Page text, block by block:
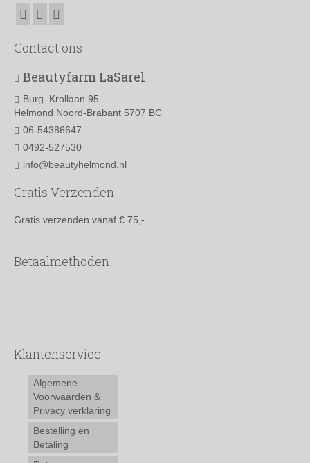
Contact ons
Beautyfarm LaSarel
Burg. Krollaan 95
Helmond Noord-Brabant 5707 BC
06-54386647
0492-527530
info@beautyhelmond.nl
Gratis Verzenden
Gratis verzenden vanaf € 75,-
Betaalmethoden
Klantenservice
Algemene
Voorwaarden &
Privacy verklaring
Bestelling en
Betaling